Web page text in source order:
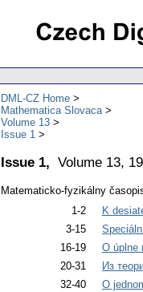
DML-CZ Home
Mathematica Slovaca
Volume 13
Issue 1
Issue 1, Volume 13,
Matematicko-fyzikálny
1-2
K
3-15
16-19
O úplne
20-31
Из
32-40
O